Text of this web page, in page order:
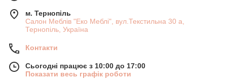
м. Тернопіль
Салон Меблів "Еко Меблі", вул.Текстильна 30 а,
Тернопіль, Україна
Контакти
Сьогодні працює з 10:00 до 17:00
Показати весь графік роботи